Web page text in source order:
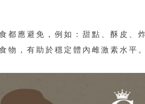
都應避免，例如：甜點、酥皮、
物，有助於穩定體內雌激素水平